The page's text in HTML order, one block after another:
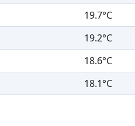
19.7°C
19.2°C
18.6°C
18.1°C